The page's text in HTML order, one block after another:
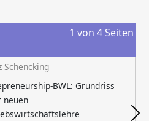
1 von 4 Seiten
Schencking
BWL: Grundriss
neuen